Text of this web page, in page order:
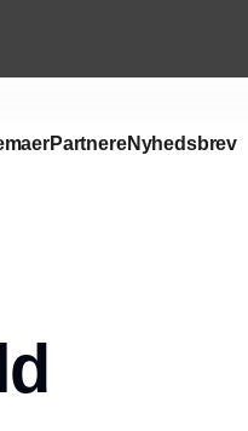
PartnereNyhedsbrev